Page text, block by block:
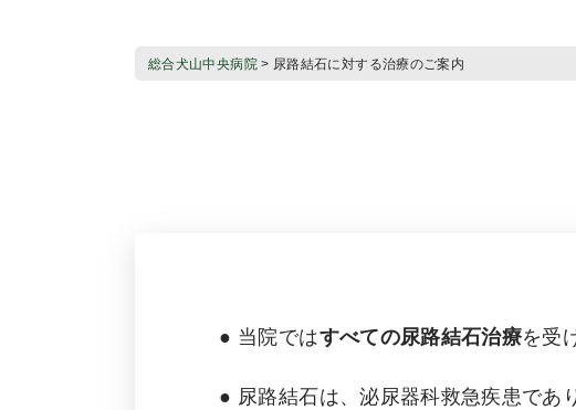
総合犬山中央病院> 尿路結石に対する治療のご案内
● 当院ではすべての尿路結石治療を受
● 尿路結石は、泌尿器科救急疾患であ